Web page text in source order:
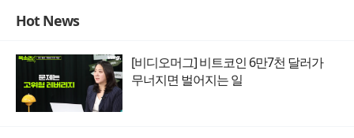
Hot News
[비디오머그] 비트코인 6만7천 달러가
무너지면 벌어지는 일